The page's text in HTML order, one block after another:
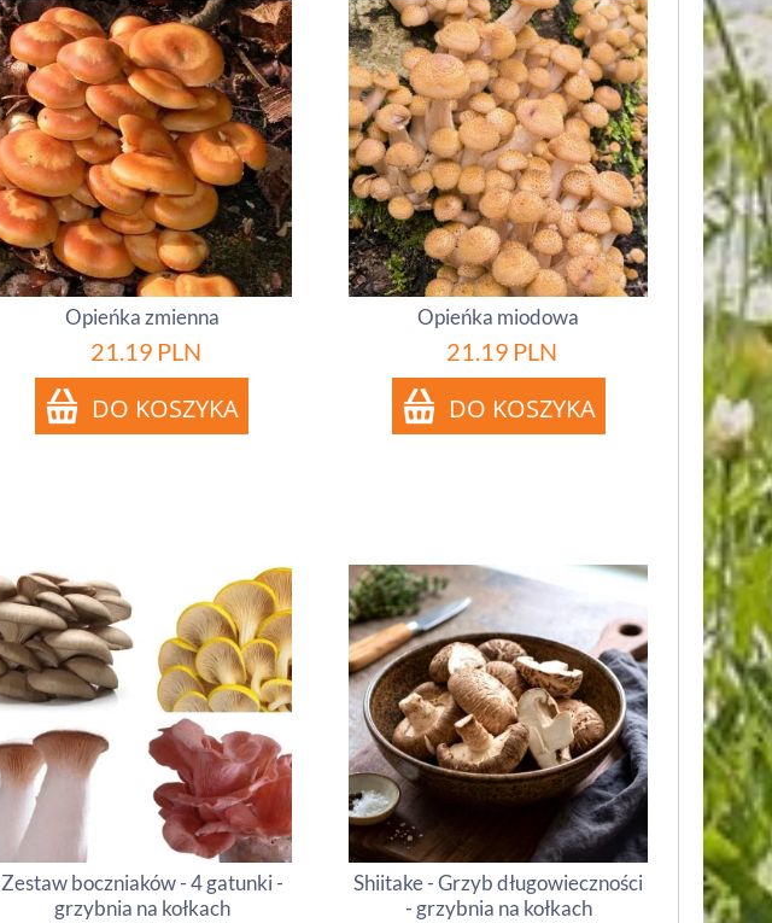
Opieńka zmienna
21.19 PLN
Opieńka miodowa
21.19 PLN
Zestaw boczniaków - 4 gatunki -
grzybnia na kołkach
Shiitake - Grzyb długowieczności
- grzybnia na kołkach